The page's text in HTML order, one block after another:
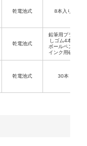
乾電池式 8本入り
乾電池式
鉛筆用プラ消
しゴム4本、
ボールペン・
インク用砂消
乾電池式 30本